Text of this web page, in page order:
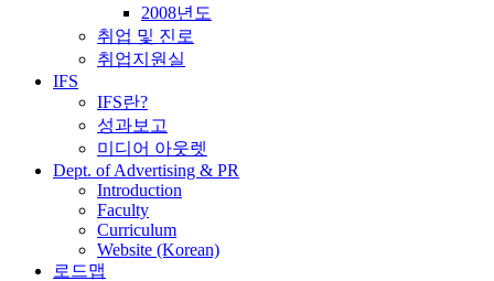
2008년도
취업 및 진로
취업지원실
IFS
IFS란?
성과보고
미디어 아웃렛
Dept. of Advertising & PR
Introduction
Faculty
Curriculum
Website (Korean)
로드맵